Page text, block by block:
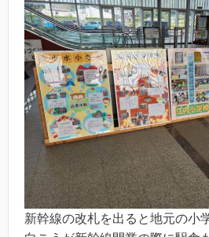
新幹線の改札を出ると地元の小